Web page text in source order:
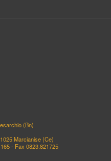
(Bn)
Marcianise (Ce)
- Fax 0823.821725